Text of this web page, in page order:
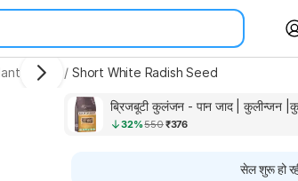
Seeds / Short White Radish Seed
32%550₹376
सेल शुरू हो